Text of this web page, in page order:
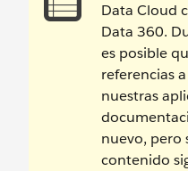
Data Cloud
Data 360.
es posible
referencias
nuestras
nuevo, pero
contenido